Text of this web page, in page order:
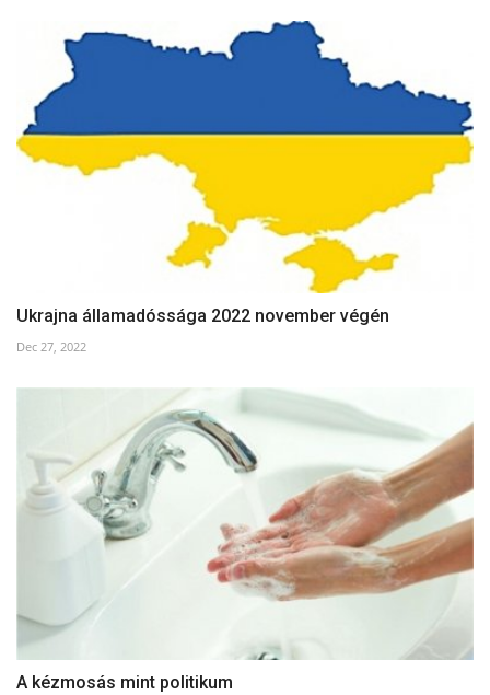
Ukrajna államadóssága 2022 november végén
Dec 27, 2022
A kézmosás mint politikum